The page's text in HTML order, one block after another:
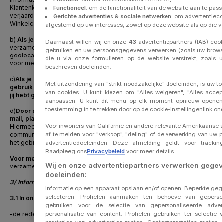
Klantenkaart is gebruikt (bijvoorbeeld: evenementen,
verjaardagscadeau) en dus over jouw aanwezigheid in ons
Winkelcentrum.
b) Als je als geverifieerde gebruiker gebruikmaakt van onze App
verzamelen wij met jouw toestemming informatie over jouw
geolocatie om je de desbetreffende Diensten te kunnen leveren.
Zie
voor meer informatie artikel 3
c)Als je gebruikmaakt van de Website en akkoord gaat met het
gebruik van niet-essentiële cookies, verzamelen wij de cookies die
jij hebt geaccepteerd. Alle informatie over cookies vind je hier.
d)Door akkoord te gaan met het ontvangen van communicatie per e-
mail, plaatsen wij trackingpixels in de e-mails die wij u sturen.
Hiermee kunnen wij onder meer meten hoe effectief onze
communicatie is en deze verder verbeteren. Meer informatie over
het gebruik van trackingpixels vindt uhier
Voor meer informatie
verzamelen, zie onderstaande tabel.
3/ Informatie over de verwerking van je persoonsgegevens
3.1 In onderstaande tabel vind je alle informatie over:
-de reden waarom wij jouw persoonsgegevens verwerken (Doel)
Functioneel: om de functionaliteit van de website aan te
Gerichte advertenties & sociale netwerken: om
afgestemd op uw interesses, zowel op deze website als op die
Daarnaast willen wij en onze 43 advertentiepartners (IAB)
gebruiken en uw persoonsgegevens verwerken (zoals uw
die u via onze formulieren op de website verstrekt, zoals
beschreven doeleinden.
Met uitzondering van "strikt noodzakelijke" doeleinden, is uw
van cookies. U kunt kiezen om "Alles weigeren", "Alles
aanpassen. U kunt dit menu op elk moment opnieuw
toestemming in te trekken door op de cookie-instellingenlink
Voor inwoners van Californië en andere relevante
af te melden voor "verkoop", "deling" of de verwerking van uw
advertentiedoeleinden. Deze afmelding geldt voor
Raadpleeg onsPrivacybeleid voor meer details.
Wij en onze advertentiepartners verwerken
doeleinden:
Informatie op een apparaat opslaan en/of openen. Beperkte
selecteren. Profielen aanmaken ten behoeve van
gebruiken voor de selectie van gepersonaliseerde
personalisatie van content. Profielen gebruiken ter selectie